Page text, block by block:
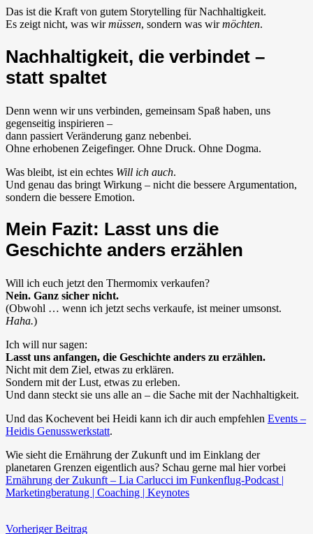
Das ist die Kraft von gutem Storytelling für Nachhaltigkeit.
Es zeigt nicht, was wirmüssen, sondern was wirmöchten.
Nachhaltigkeit, die verbindet –
statt spaltet
Denn wenn wir uns verbinden, gemeinsam Spaß haben, uns
gegenseitig inspirieren –
dann passiert Veränderung ganz nebenbei.
Ohne erhobenen Zeigefinger. Ohne Druck. Ohne Dogma.
Was bleibt, ist ein echtes Will ich auch.
Und genau das bringt Wirkung – nicht die bessere Argumentation,
sondern die bessere Emotion.
Mein Fazit: Lasst uns die
Geschichte anders erzählen
Will ich euch jetzt den Thermomix verkaufen?
Nein. Ganz sicher nicht.
(Obwohl … wenn ich jetzt sechs verkaufe, ist meiner umsonst.
Haha.)
Ich will nur sagen:
Lasst uns anfangen, die Geschichte anders zu erzählen.
Nicht mit dem Ziel, etwas zu erklären.
Sondern mit der Lust, etwas zu erleben.
Und dann steckt sie uns alle an – die Sache mit der Nachhaltigkeit.
Und das Kochevent bei Heidi kann ich dir auch empfehlen Events –
Heidis Genusswerkstatt.
Wie sieht die Ernährung der Zukunft und im Einklang der
planetaren Grenzen eigentlich aus? Schau gerne mal hier vorbei
Ernährung der Zukunft – Lia Carlucci im Funkenflug-Podcast |
Marketingberatung | Coaching | Keynotes
Vorheriger Beitrag